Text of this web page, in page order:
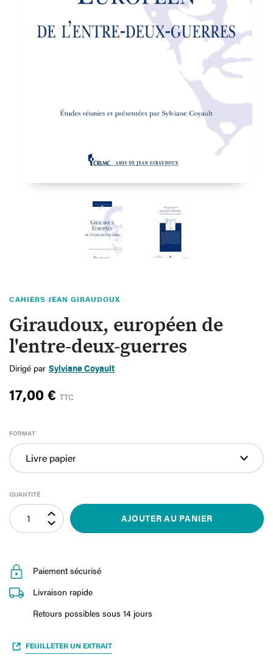
CAHIERS JEAN GIRAUDOUX
Giraudoux, européen de
l'entre-deux-guerres
Dirigé par Sylviane Coyault
17,00 € TTC
FORMAT
QUANTITÉ
AJOUTER AU PANIER
Paiement sécurisé
Livraison rapide
Retours possibles sous 14 jours
FEUILLETER UN EXTRAIT